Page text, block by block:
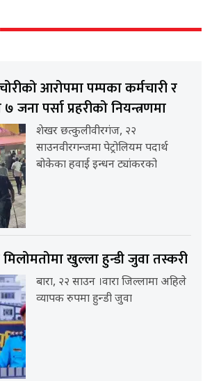
आरोपमा पम्पका कर्मचारी र
पर्सा प्रहरीको नियन्त्रणमा
शेखर छत्कुलीवीरगंज, २२
साउनवीरगन्जमा पेट्रोलियम पदार्थ
बोकेका हवाई इन्धन ट्यांकरको
मिलोमतोमा खुल्ला हुन्डी जुवा तस्करी
बारा, २२ साउन ।वारा जिल्लामा अहिले
व्यापक रुपमा हुन्डी जुवा